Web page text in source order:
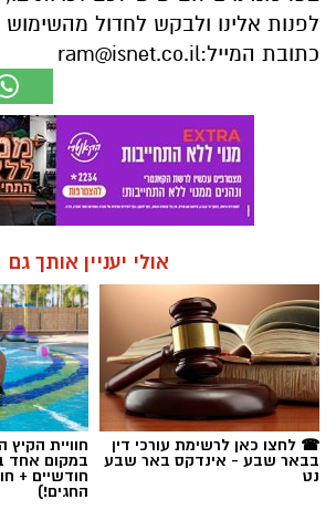
לפנות אלינו ולבקש לחדול
כתובת המייל:ram@isnet.co.il
אולי יעניין אותך גם
☎ לחצו כאן לרשימת עורכי דין
בבאר שבע - אינדקס באר שבע
נט
חוויית
במקום אחד
חודשיים +
החגים!)